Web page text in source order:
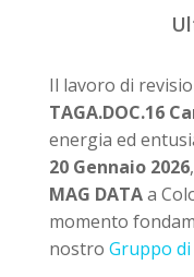
Il lavoro di
TAGA.DOC.16
energia ed
20 Gennaio 2026
MAG DATAa
momento
nostro Gruppo